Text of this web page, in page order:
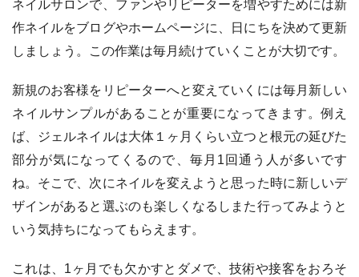
ネイルサロンで、ファンやリピーターを増やすためには新
作ネイルをブログやホームページに、日にちを決めて更新
しましょう。この作業は毎月続けていくことが大切です。
新規のお客様をリピーターへと変えていくには毎月新しい
ネイルサンプルがあることが重要になってきます。例え
ば、ジェルネイルは大体１ヶ月くらい立つと根元の延びた
部分が気になってくるので、毎月1回通う人が多いです
ね。そこで、次にネイルを変えようと思った時に新しいデ
ザインがあると選ぶのも楽しくなるしまた行ってみようと
いう気持ちになってもらえます。
これは、1ヶ月でも欠かすとダメで、技術や接客をおろそ